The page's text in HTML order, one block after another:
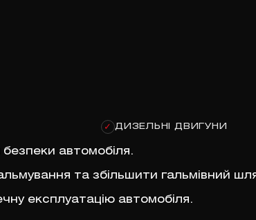
✓ ДИЗЕЛЬНІ ДВИГУНИ
автомобіля.
та збільшити гальмівний
експлуатацію автомобіля.